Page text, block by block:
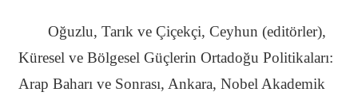
Oğuzlu, Tarık ve Çiçekçi, Ceyhun (editörler),
Küresel ve Bölgesel Güçlerin Ortadoğu Politikaları:
Arap Baharı ve Sonrası, Ankara, Nobel Akademik